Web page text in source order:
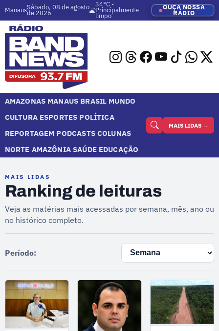
ManausSábado, 08 de agosto
de 2026
34°C -
Principalmente
limpo
OUÇA NOSSA
RÁDIO
AMAZONAS MANAUS BRASIL MUNDO
CULTURA ESPORTES POLÍTICA
REPORTAGEM PODCASTS COLUNAS
NORTE AMAZÔNIA SAÚDE EDUCAÇÃO
MAIS LIDAS →
MAIS LIDAS
Ranking de leituras
Veja as matérias mais acessadas por semana, mês, ano ou
no histórico completo.
Período: